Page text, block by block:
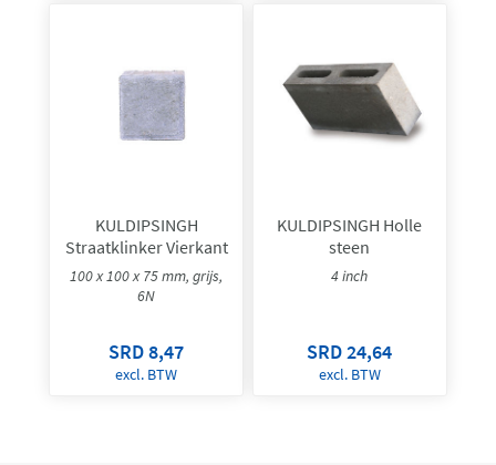
KULDIPSINGH
Straatklinker Vierkant
100 x 100 x 75 mm, grijs,
6N
SRD 8,47
excl. BTW
KULDIPSINGH Holle
steen
4 inch
SRD 24,64
excl. BTW